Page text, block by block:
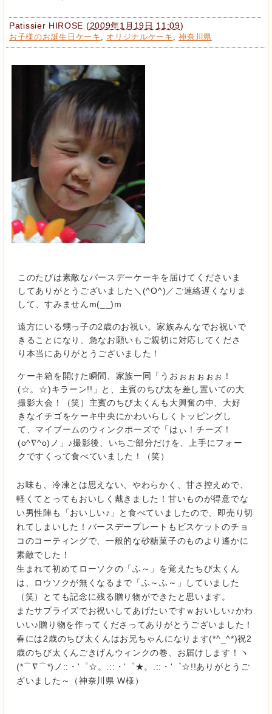
Patissier HIROSE (2009年1月19日 11:09)
お子様のお誕生日ケーキ オリジナルケーキ ,神奈川県
このたびは素敵なバースデーケーキを届けてくださいま
してありがとうございました＼(^O^)／ご連絡遅くなりま
して、すみませんm(__)m
遠方にいる甥っ子の2歳のお祝い。家族みんなでお祝いで
きることになり、急なお願いもご親切に対応してくださ
り本当にありがとうございました！
ケーキ箱を開けた瞬間、家族一同「うおぉぉぉぉぉ！
(☆。☆)キラーン!!」と、主賓のちび太を差し置いての大
撮影大会！（笑）主賓のちび太くんも大興奮の中、大好
きなイチゴをケーキ中央にかわいらしくトッピングし
て、マイブームのウィンクポーズで「はぃ！チーズ！
(o^∇^o)ノ」♪撮影後、いちご部分だけを、上手にフォー
クですくって食べていました！（笑）
お味も、冷凍とは思えない、やわらかく、甘さ控えめで、
軽くてとってもおいしく戴きました！甘いものが得意でな
い男性陣も「おいしい♪」と食べていましたので、即売り切
れてしまいした！バースデープレートもビスケットのチョ
コのコーティングで、一般的な砂糖菓子のものより遙かに
素敵でした！
生まれて初めてローソクの「ふ～」を覚えたちび太くん
は、ロウソクが無くなるまで「ふ～ふ～」していました
（笑）とても記念に残る贈り物ができたと思います。
またサプライズでお祝いしてあげたいですｗおいしい♪かわ
いい♪贈り物を作ってくださってありがとうございました！
春には2歳のちび太くんはお兄ちゃんになります(*^_^*)祝2
歳のちび太くんごきげんウィンクの巻、お届けします！ヽ
(*⌒∇⌒*)ノ::・'゜☆。.::・'゜★。.::・'゜☆!!ありがとうご
ざいました～（神奈川県 W様）